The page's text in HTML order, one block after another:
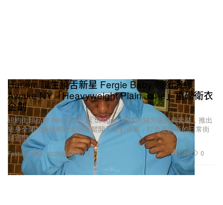
Fashion 時裝
Harlem 誕生饒舌新星 Fergie Baby 領銜演繹
Awake NY「Heavyweight Plain Jane」重磅衛衣
企劃
紐約街頭品牌 Awake NY 以 500gsm 高磅抓絨升級經典套裝，推出
短身全開拉鍊連帽外套與寬鬆開叉運動長褲，打造更高級的日常街
頭造型。
2026年5月17日 1.4K 0